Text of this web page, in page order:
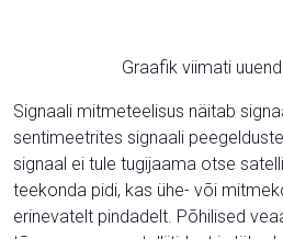
Graafik viimati
Signaali mitmeteelisus näitab
sentimeetrites signaali
signaal ei tule tugijaama otse
teekonda pidi, kas ühe- või
erinevatelt pindadelt. Põhilised